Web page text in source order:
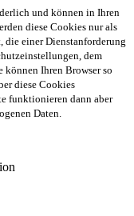
und können in Ihren
diese Cookies nur als
einer Dienstanforderung
dem
können Ihren Browser so
diese Cookies
funktionieren dann aber
Daten.